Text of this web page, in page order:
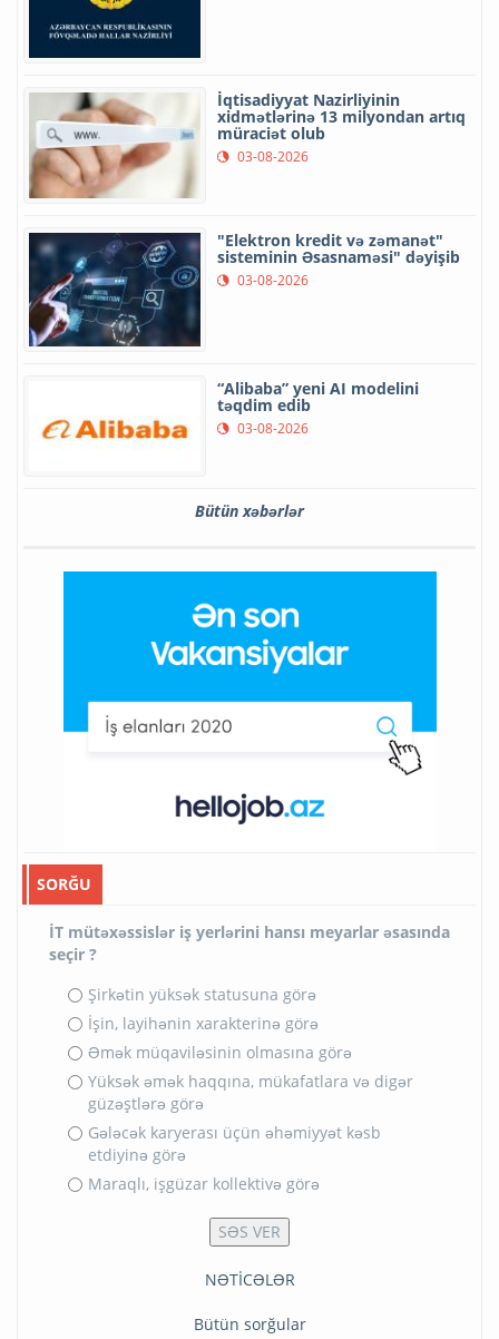
İqtisadiyyat Nazirliyinin
xidmətlərinə 13 milyondan artıq
müraciət olub
03-08-2026
"Elektron kredit və zəmanət"
sisteminin Əsasnaməsi" dəyişib
03-08-2026
“Alibaba” yeni AI modelini
təqdim edib
03-08-2026
Bütün xəbərlər
SORĞU
İT mütəxəssislər iş yerlərini hansı meyarlar əsasında
seçir ?
Şirkətin yüksək statusuna görə
İşin, layihənin xarakterinə görə
Əmək müqaviləsinin olmasına görə
Yüksək əmək haqqına, mükafatlara və digər
güzəştlərə görə
Gələcək karyerası üçün əhəmiyyət kəsb
etdiyinə görə
Maraqlı, işgüzar kollektivə görə
NƏTİCƏLƏR
Bütün sorğular